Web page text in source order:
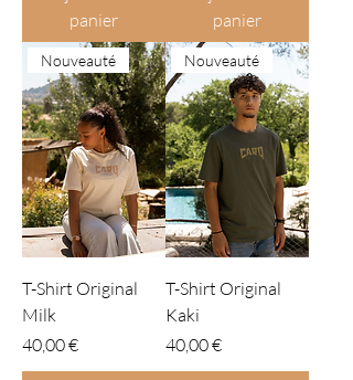
panier
panier
Nouveauté
T-Shirt Original
Milk
Prix
40,00 €
Nouveauté
T-Shirt Original
Kaki
Prix
40,00 €